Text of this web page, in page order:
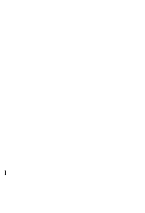
ı